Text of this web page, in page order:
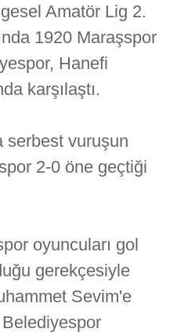
Amatör Lig 2.
1920 Maraşspor
Hanefi
karşılaştı.
serbest vuruşun
2-0 öne geçtiği
oyuncuları gol
gerekçesiyle
Sevim'e